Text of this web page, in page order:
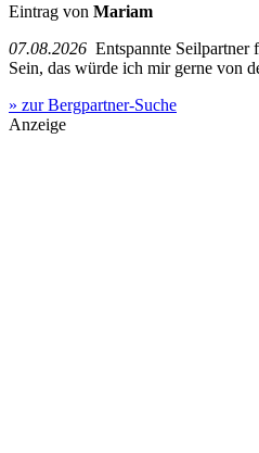
Eintrag von Mariam
07.08.2026 Entspannte
Sein, das würde ich mir gerne von
» zur Bergpartner-Suche
Anzeige